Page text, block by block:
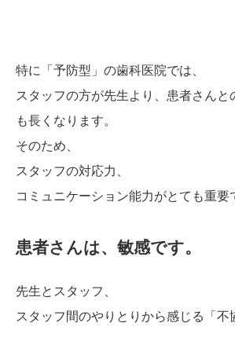
特に「予防型」の歯科医院では、
スタッフの方が先生より、患者さんと
も長くなります。
そのため、
スタッフの対応力、
コミュニケーション能力がとても重要
患者さんは、敏感です。
先生とスタッフ、
スタッフ間のやりとりから感じる「不